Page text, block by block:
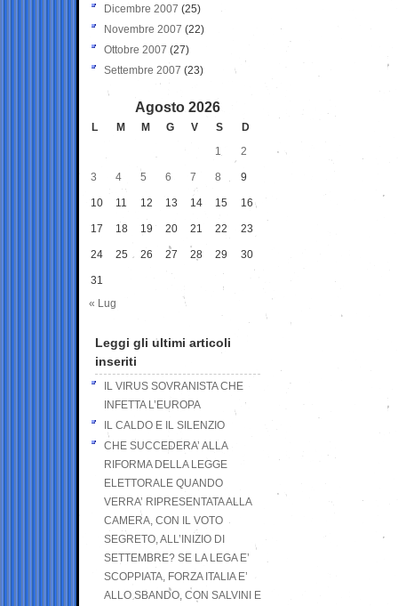
Dicembre 2007 (25)
Novembre 2007 (22)
Ottobre 2007 (27)
Settembre 2007 (23)
Agosto 2026
L M M G V S
D
1
2
3 4 5 6 7 8 9
10 11 12 13 14 15 16
17 18 19 20 21 22 23
24 25 26 27 28 29 30
31
« Lug
Leggi gli ultimi articoli
inseriti
IL VIRUS SOVRANISTA CHE
INFETTA L’EUROPA
IL CALDO E IL SILENZIO
CHE SUCCEDERA’ ALLA
RIFORMA DELLA LEGGE
ELETTORALE QUANDO
VERRA’ RIPRESENTATA ALLA
CAMERA, CON IL VOTO
SEGRETO, ALL’INIZIO DI
SETTEMBRE? SE LA LEGA E’
SCOPPIATA, FORZA ITALIA E’
ALLO SBANDO, CON SALVINI E